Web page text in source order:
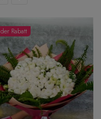
der Rabatt